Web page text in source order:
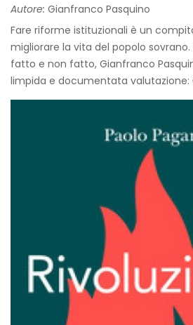
Autore: Gianfranco Pasquino
Fare riforme istituzionali è un
migliorare la vita del popolo
fatto e non fatto, Gianfranco
limpida e documentata valutazione: